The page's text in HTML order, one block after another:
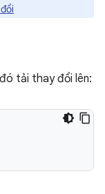
tải thay đổi lên: